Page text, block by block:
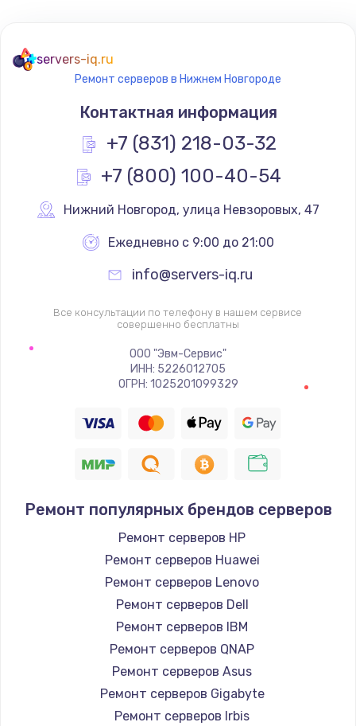
servers-iq.ru
Ремонт серверов в Нижнем Новгороде
Контактная информация
+7 (831) 218-03-32
+7 (800) 100-40-54
Нижний Новгород, улица Невзоровых, 47
Ежедневно с 9:00 до 21:00
info@servers-iq.ru
Все консультации по телефону в нашем сервисе
совершенно бесплатны
ООО "Эвм-Сервис"
ИНН: 5226012705
ОГРН: 1025201099329
Ремонт популярных брендов серверов
Ремонт серверов HP
Ремонт серверов Huawei
Ремонт серверов Lenovo
Ремонт серверов Dell
Ремонт серверов IBM
Ремонт серверов QNAP
Ремонт серверов Asus
Ремонт серверов Gigabyte
Ремонт серверов Irbis